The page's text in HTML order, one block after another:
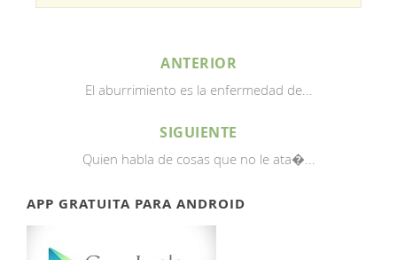
ANTERIOR
El aburrimiento es la enfermedad de...
SIGUIENTE
Quien habla de cosas que no le ata�...
APP GRATUITA PARA ANDROID